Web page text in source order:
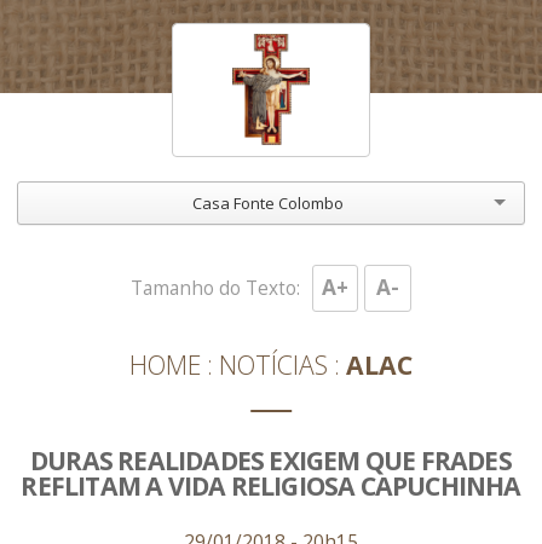
Casa Fonte Colombo
HOME NOTÍCIAS ALAC
Tamanho do Texto: A+ A-
DURAS REALIDADES EXIGEM QUE FRADES
REFLITAM A VIDA RELIGIOSA CAPUCHINHA